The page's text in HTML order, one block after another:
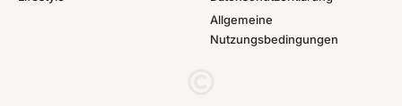
Allgemeine
Nutzungsbedingungen